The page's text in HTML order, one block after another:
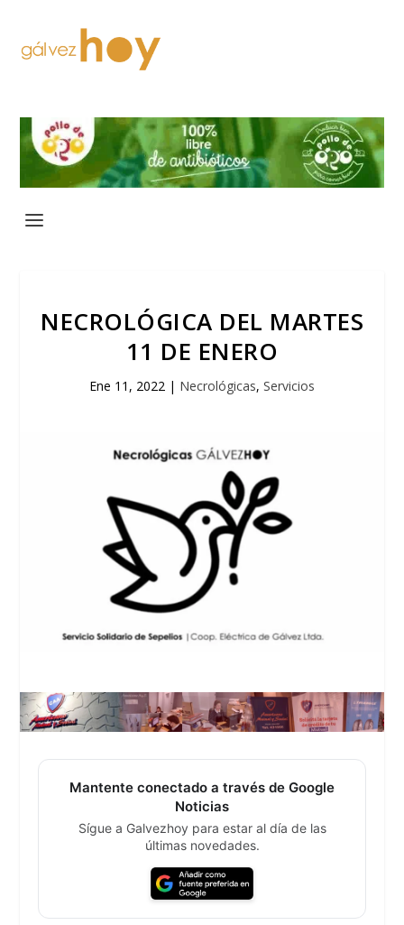
NECROLÓGICA DEL MARTES
11 DE ENERO
Ene 11, 2022 | Necrológicas, Servicios
Mantente conectado a través de Google
Noticias
Sígue a Galvezhoy para estar al día de las
últimas novedades.